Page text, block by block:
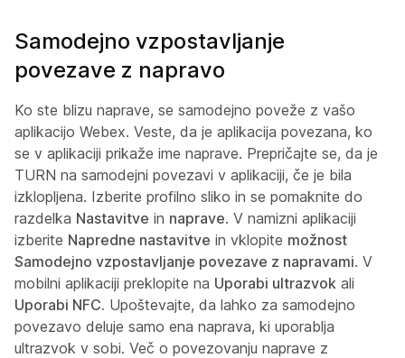
Samodejno vzpostavljanje
povezave z napravo
Ko ste blizu naprave, se samodejno poveže z vašo
aplikacijo Webex. Veste, da je aplikacija povezana, ko
se v aplikaciji prikaže ime naprave. Prepričajte se, da je
TURN na samodejni povezavi v aplikaciji, če je bila
izklopljena. Izberite profilno sliko in se pomaknite do
razdelka Nastavitve in naprave. V namizni aplikaciji
izberite Napredne nastavitve in vklopite možnost
Samodejno vzpostavljanje povezave z napravami. V
mobilni aplikaciji preklopite na Uporabi ultrazvok ali
Uporabi NFC. Upoštevajte, da lahko za samodejno
povezavo deluje samo ena naprava, ki uporablja
ultrazvok v sobi. Več o povezovanju naprave z